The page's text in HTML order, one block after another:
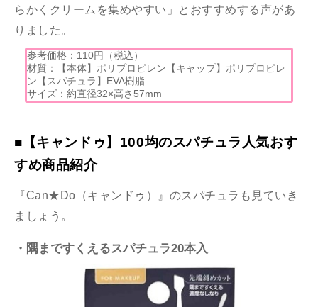
らかくクリームを集めやすい」とおすすめする声があ
りました。
参考価格：110円（税込）
材質：【本体】ポリプロピレン【キャップ】ポリプロピレ
ン【スパチュラ】EVA樹脂
サイズ：約直径32×高さ57mm
■【キャンドゥ】100均のスパチュラ人気おす
すめ商品紹介
『Can★Do（キャンドゥ）』のスパチュラも見ていき
ましょう。
・隅まですくえるスパチュラ20本入